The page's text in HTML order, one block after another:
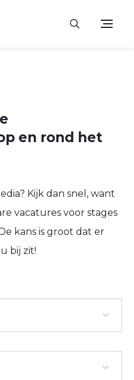
en rond het
Kijk dan snel, want
vacatures voor stages
kans is groot dat er
bij zit!